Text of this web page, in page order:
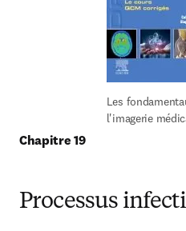
Les
l'imagerie
Chapitre 19
Processus